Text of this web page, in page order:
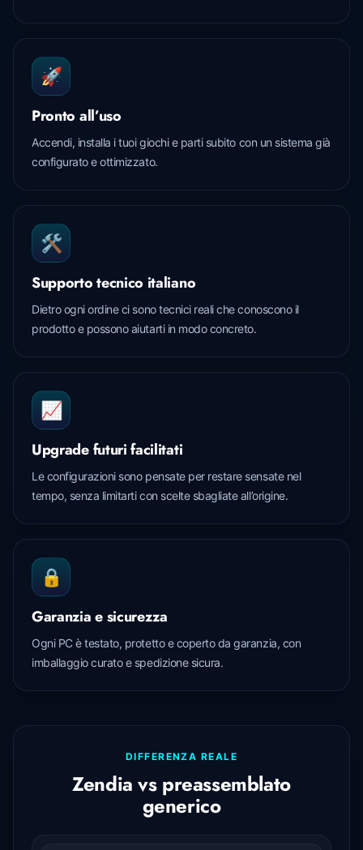
🚀
Pronto all’uso
Accendi, installa i tuoi giochi e parti subito con un sistema già
configurato e ottimizzato.
🛠️
Supporto tecnico italiano
Dietro ogni ordine ci sono tecnici reali che conoscono il
prodotto e possono aiutarti in modo concreto.
📈
Upgrade futuri facilitati
Le configurazioni sono pensate per restare sensate nel
tempo, senza limitarti con scelte sbagliate all’origine.
🔒
Garanzia e sicurezza
Ogni PC è testato, protetto e coperto da garanzia, con
imballaggio curato e spedizione sicura.
DIFFERENZA REALE
Zendia vs preassemblato
generico